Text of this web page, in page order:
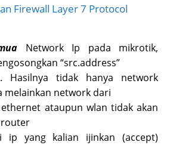
Firewall Layer 7 Protocol
Network Ip pada mikrotik,
“src.address”
. Hasilnya tidak hanya network
melainkan network dari
ataupun wlan tidak akan
router
ip yang kalian ijinkan (accept)